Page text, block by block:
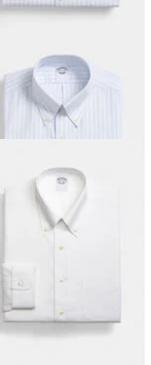
Regular Fit Non-Iron
con Collo Button Down